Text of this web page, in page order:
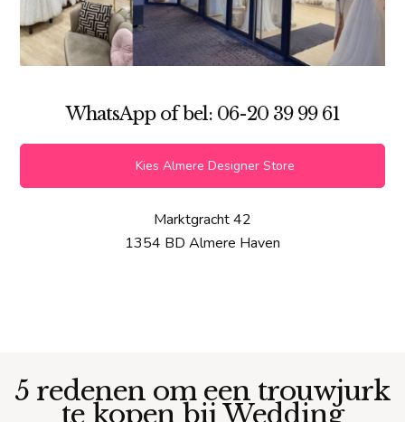
WhatsApp of bel: 06-20 39 99 61
Kies Almere Designer Store
Marktgracht 42
1354 BD Almere Haven
5 redenen om een trouwjurk
te kopen bij Wedding